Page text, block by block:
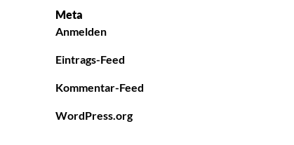
Meta
Anmelden
Eintrags-Feed
Kommentar-Feed
WordPress.org